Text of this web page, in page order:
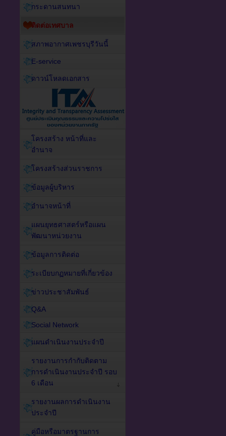
กระดานสนทนา
ติดต่อเทศบาล
สภาพอากาศเพชรบุรีวันนี้
E-service
ดาวน์โหลดเอกสาร
โครงสร้าง หน้าที่และ
อำนาจ
โครงสร้างส่วนราชการ
ข้อมูลผู้บริหาร
อำนาจหน้าที่
แผนยุทธศาสตร์หรือแผน
พัฒนาหน่วยงาน
ข้อมูลการติดต่อ
ระเบียบกฏหมายที่เกี่ยวข้อง
ข่าวประชาสัมพันธ์
Q&A
Social Network
แผนดำเนินงานประจำปี
รายงานการกำกับติดตาม
การดำเนินงานประจำปี รอบ
6 เดือน
รายงานผลการดำเนินงาน
ประจำปี
คู่มือหรือมาตรฐานการ